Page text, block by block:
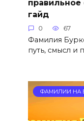
гайд
0 67
Фамилия
путь, смысл и
ФАМИЛИИ НА